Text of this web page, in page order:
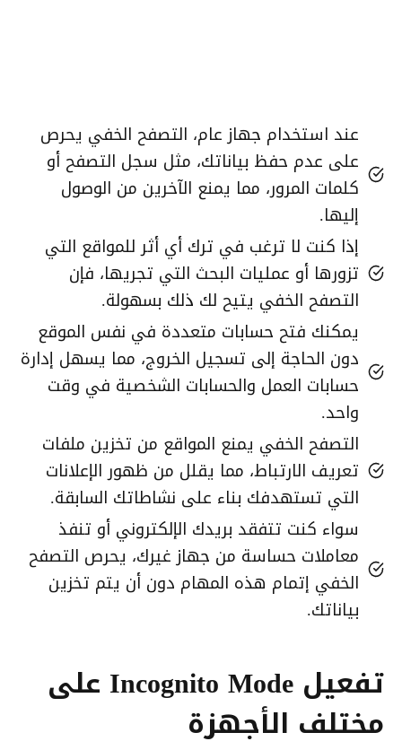
عند استخدام جهاز عام، التصفح الخفي يحرص
على عدم حفظ بياناتك، مثل سجل التصفح أو
كلمات المرور، مما يمنع الآخرين من الوصول
إليها.
إذا كنت لا ترغب في ترك أي أثر للمواقع التي
تزورها أو عمليات البحث التي تجريها، فإن
التصفح الخفي يتيح لك ذلك بسهولة.
يمكنك فتح حسابات متعددة في نفس الموقع
دون الحاجة إلى تسجيل الخروج، مما يسهل إدارة
حسابات العمل والحسابات الشخصية في وقت
واحد.
التصفح الخفي يمنع المواقع من تخزين ملفات
تعريف الارتباط، مما يقلل من ظهور الإعلانات
التي تستهدفك بناء على نشاطاتك السابقة.
سواء كنت تتفقد بريدك الإلكتروني أو تنفذ
معاملات حساسة من جهاز غيرك، يحرص التصفح
الخفي إتمام هذه المهام دون أن يتم تخزين
بياناتك.
تفعيل Incognito Mode على
مختلف الأجهزة